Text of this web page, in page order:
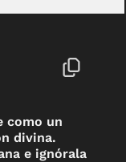
como un
divina.
e ignórala